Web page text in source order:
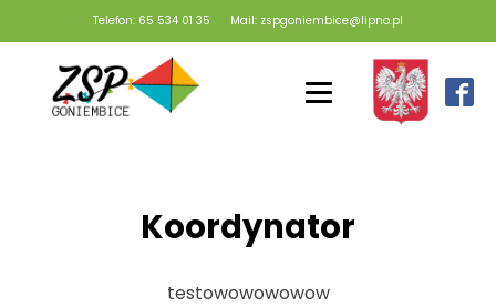
Telefon: 65 534 01 35 Mail: zspgoniembice@lipno.pl
Koordynator
testowowowowow